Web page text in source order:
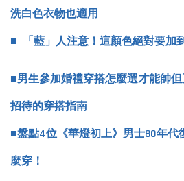
洗白色衣物也適用
■ 「藍」人注意！這顏色絕對要加
■男生參加婚禮穿搭怎麼選才能帥
招待的穿搭指南
■盤點4位《華燈初上》男士80年代
麼穿！